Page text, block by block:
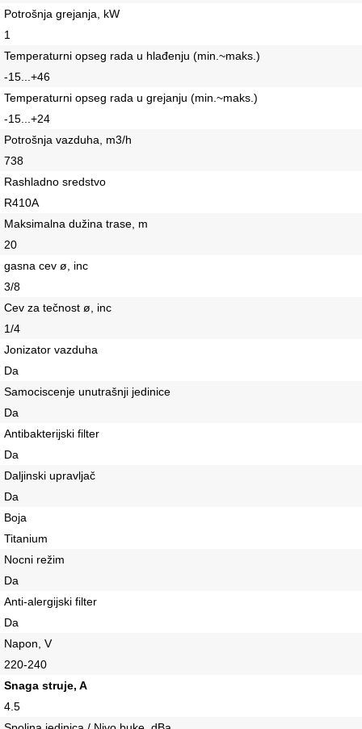
Potrošnja grejanja, kW
1
Temperaturni opseg rada u hlađenju (min.~maks.)
-15...+46
Temperaturni opseg rada u grejanju (min.~maks.)
-15...+24
Potrošnja vazduha, m3/h
738
Rashladno sredstvo
R410A
Maksimalna dužina trase, m
20
gasna cev ø, inc
3/8
Cev za tečnost ø, inc
1/4
Jonizator vazduha
Da
Samociscenje unutrašnji jedinice
Da
Antibakterijski filter
Da
Daljinski upravljač
Da
Boja
Titanium
Nocni režim
Da
Anti-alergijski filter
Da
Napon, V
220-240
Snaga struje, A
4.5